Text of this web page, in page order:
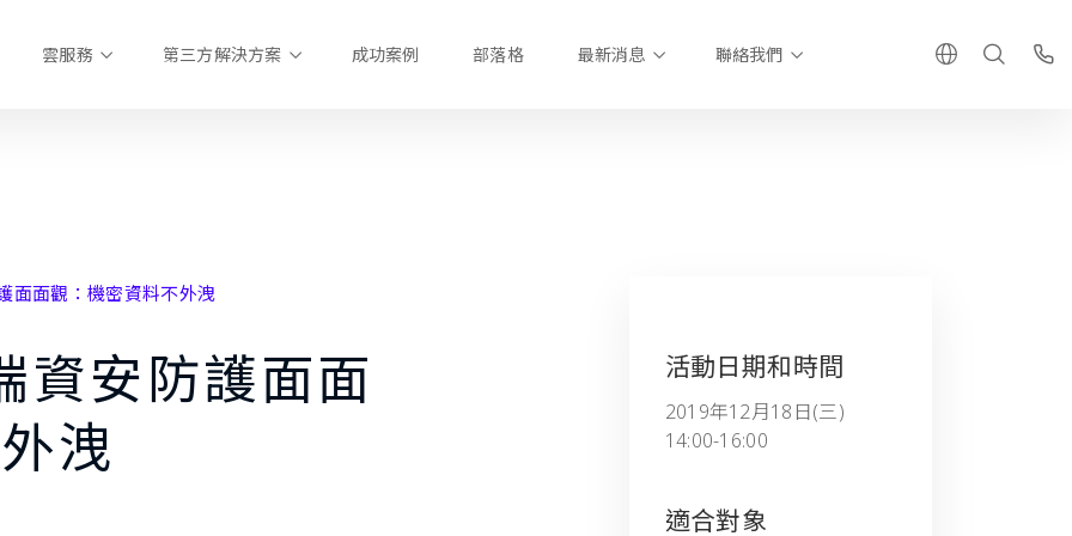
雲服務 第三方解決方案 成功案例 部落格 最新消息 聯絡我們
面面觀：機密資料不外洩
安防護面面
洩
活動日期和時間
2019年12月18日(三)
14:00-16:00
適合對象